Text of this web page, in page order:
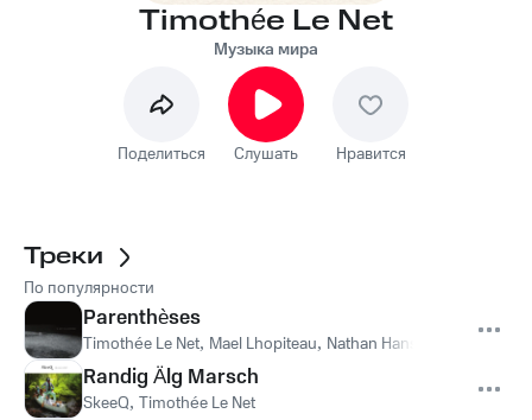
Timothée Le Net
Музыка мира
Поделиться Слушать Нравится
Треки
По популярности
Parenthèses
Timothée Le Net, Mael Lhopiteau, Nathan Hanson
Randig Älg Marsch
SkeeQ, Timothée Le Net